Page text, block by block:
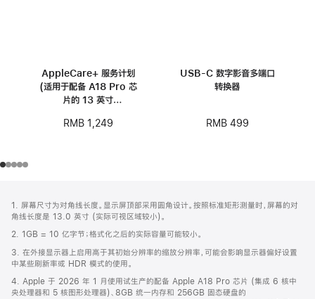
AppleCare+ 服务计划
(适用于配备 A18 Pro 芯
片的 13 英寸
RMB 1,249
USB-C 数字影音多端口
转换器
RMB 499
页
页
脚
注
1. 屏幕尺寸为对角线长度。显示屏顶部采用圆角设计。按照标准矩形测量时，屏幕的对
角线长度是 13.0 英寸 (实际可视区域较小)。
2. 1GB = 10 亿字节；格式化之后的实际容量可能较小。
3. 在外接显示器上启用高于其初始分辨率的缩放分辨率，可能会影响显示器偏好设置
中某些刷新率或 HDR 模式的使用。
4. Apple 于 2026 年 1 月使用试生产的配备 Apple A18 Pro 芯片 (集成 6 核中
央处理器和 5 核图形处理器)、8GB 统一内存和 256GB 固态硬盘的